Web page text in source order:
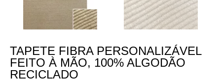
TAPETE FIBRA PERSONALIZÁVEL
FEITO À MÃO, 100% ALGODÃO
RECICLADO